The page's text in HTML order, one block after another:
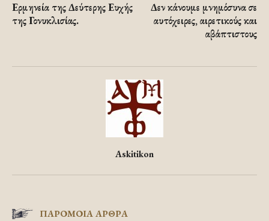
Ερμηνεία της Δεύτερης Ευχής
της Γονυκλισίας.
Δεν κάνουμε μνημόσυνα σε
αυτόχειρες, αιρετικούς και
αβάπτιστους
Askitikon
ΠΑΡΟΜΟΙΑ ΑΡΘΡΑ